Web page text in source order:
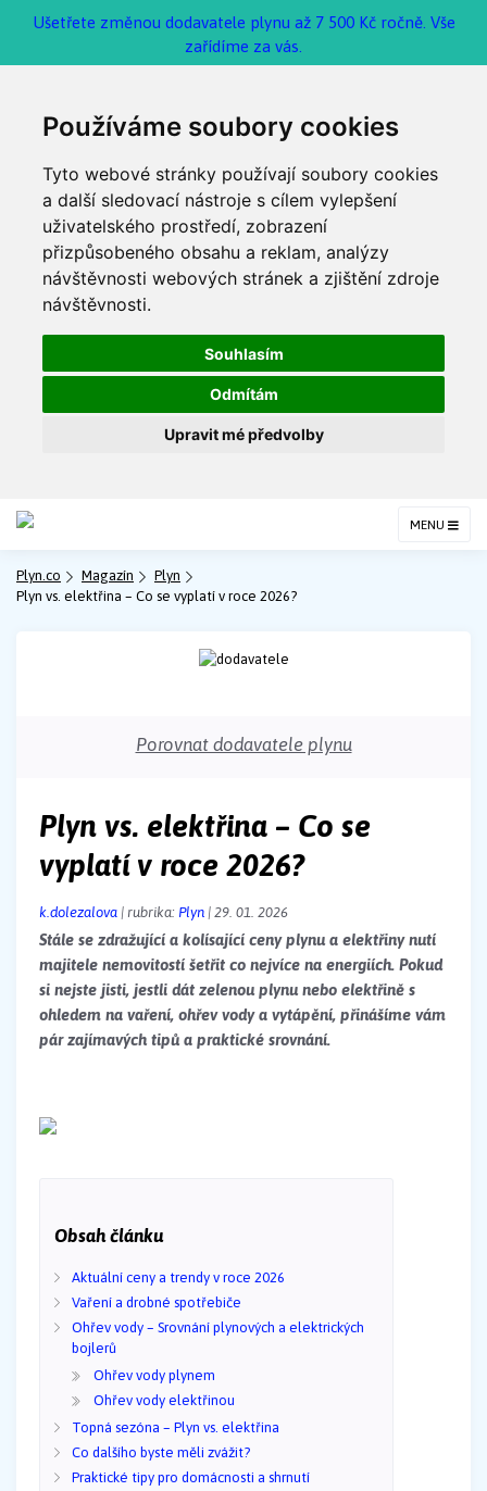
Používáme soubory cookies
Tyto webové stránky používají soubory cookies
a další sledovací nástroje s cílem vylepšení
uživatelského prostředí, zobrazení
přizpůsobeného obsahu a reklam, analýzy
návštěvnosti webových stránek a zjištění zdroje
návštěvnosti.
Souhlasím
Odmítám
Upravit mé předvolby
Ušetřete změnou dodavatele plynu až 7 500 Kč ročně. Vše
zařídíme za vás.
MENU
Plyn.co Magazín
Plyn
Plyn vs. elektřina – Co se vyplatí v roce 2026?
Porovnat dodavatele plynu
Plyn vs. elektřina – Co se
vyplatí v roce 2026?
k.dolezalova| rubrika: Plyn| 29. 01. 2026
Stále se zdražující a kolísající ceny plynu a elektřiny nutí
majitele nemovitostí šetřit co nejvíce na energiích. Pokud
si nejste jisti, jestli dát zelenou plynu nebo elektřině s
ohledem na vaření, ohřev vody a vytápění, přinášíme vám
pár zajímavých tipů a praktické srovnání.
Obsah článku
Aktuální ceny a trendy v roce 2026
Vaření a drobné spotřebiče
Ohřev vody – Srovnání plynových a elektrických
bojlerů
Ohřev vody plynem
Ohřev vody elektřinou
Topná sezóna – Plyn vs. elektřina
Co dalšího byste měli zvážit?
Praktické tipy pro domácnosti a shrnutí